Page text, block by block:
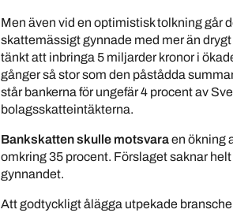
Men även vid en optimistisk tolkning går
skattemässigt gynnade med mer än
tänkt att inbringa 5 miljarder kronor i
gånger så stor som den påstådda
står bankerna för ungefär 4 procent av
bolagsskatteintäkterna.
Bankskatten skulle motsvaraen ökning
omkring 35 procent. Förslaget saknar
gynnandet.
Att godtyckligt ålägga utpekade